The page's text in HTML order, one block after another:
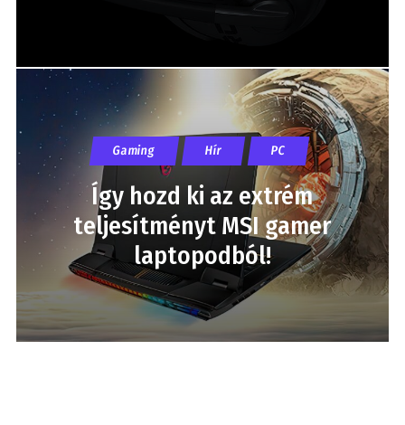
Gaming Hír PC
Így hozd ki az extrém
teljesítményt MSI gamer
laptopodból!